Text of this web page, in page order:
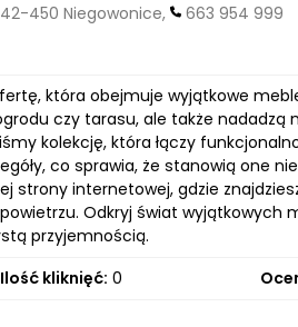
450 Niegowonice, 663 954 999
która obejmuje wyjątkowe
czy tarasu, ale także
kolekcję, która łączy
co sprawia, że stanowią one
strony internetowej, gdzie
Odkryj świat wyjątkowych
przyjemnością.
Ilość kliknięć: 0